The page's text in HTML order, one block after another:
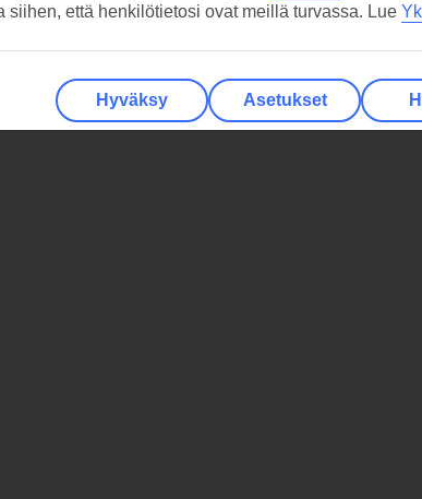
siihen, että henkilötietosi ovat meillä turvassa. Lue
Hyväksy Asetukset